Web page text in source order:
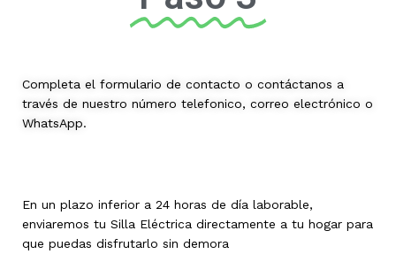
Completa el formulario de contacto o contáctanos a
través de nuestro número telefonico, correo electrónico o
WhatsApp.
En un plazo inferior a 24 horas de día laborable,
enviaremos tu Silla Eléctrica directamente a tu hogar para
que puedas disfrutarlo sin demora